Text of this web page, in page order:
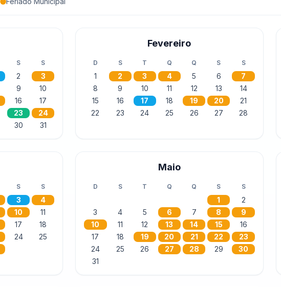
S S
2
3
9
10
16
17
23
24
30 31
Fevereiro
D S T Q Q S S
1 2 3 4 5 6
7
8
9 10 11 12 13
14
15
16 17 18 19 20
21
22
23 24 25 26 27 28
S S
3
4
10
11
17
18
24
25
Maio
D S T Q Q S S
1
2
3
4 5 6 7 8
9
10
11 12 13 14 15
16
17
18 19 20 21 22
23
24
25 26 27 28 29
30
31